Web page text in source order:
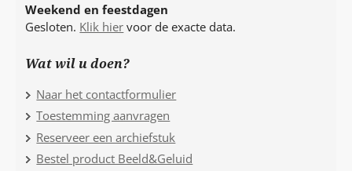
Weekend en feestdagen
Gesloten. Klik hier voor de exacte data.
Wat wil u doen?
Naar het contactformulier
Toestemming aanvragen
Reserveer een archiefstuk
Bestel product Beeld&Geluid